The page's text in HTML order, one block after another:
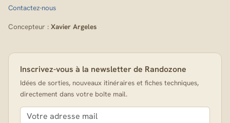
Contactez-nous
Concepteur : Xavier Argeles
Inscrivez-vous à la newsletter de Randozone
Idées de sorties, nouveaux itinéraires et fiches techniques,
directement dans votre boîte mail.